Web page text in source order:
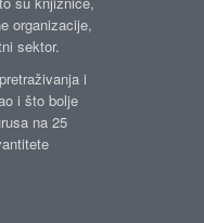
organizacije,
sektor.
i
i što bolje
na 25